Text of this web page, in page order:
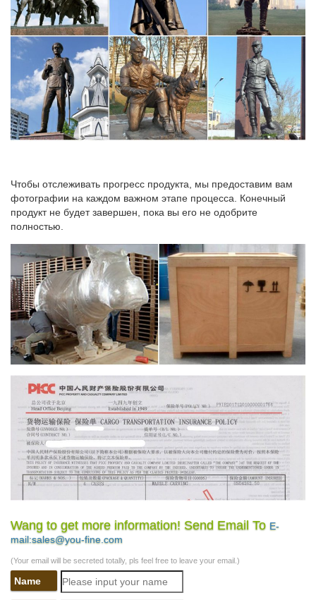
Чтобы отслеживать прогресс продукта, мы предоставим вам
фотографии на каждом важном этапе процесса. Конечный
продукт не будет завершен, пока вы его не одобрите
полностью.
Wang to get more information! Send Email To E-
mail:sales@you-fine.com
(Your email will be secreted totally, pls feel free to leave your email.)
Name